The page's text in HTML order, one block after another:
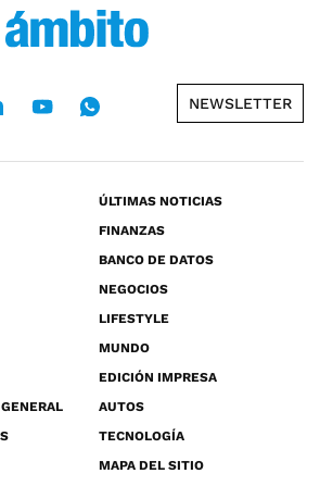
NEWSLETTER
ÚLTIMAS NOTICIAS
FINANZAS
BANCO DE DATOS
NEGOCIOS
LIFESTYLE
MUNDO
EDICIÓN IMPRESA
AUTOS
TECNOLOGÍA
MAPA DEL SITIO